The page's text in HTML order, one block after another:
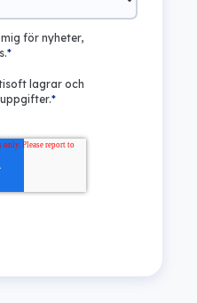
för nyheter,
*
lagrar och
*